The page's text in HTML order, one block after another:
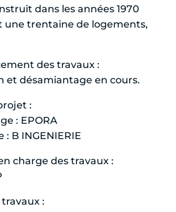
dans les années 1970
une trentaine de logements,
des travaux :
et désamiantage en cours.
:
: EPORA
: B INGENIERIE
charge des travaux :
: